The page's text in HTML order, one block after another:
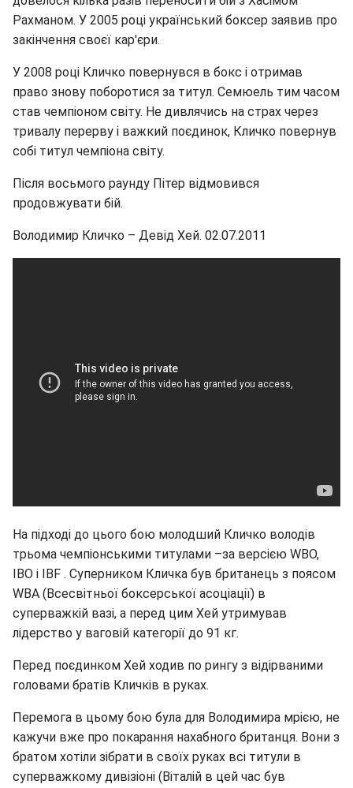
Рахманом. У 2005 році український боксер заявив про
закінчення своєї кар'єри.
У 2008 році Кличко повернувся в бокс і отримав
право знову поборотися за титул. Семюель тим часом
став чемпіоном світу. Не дивлячись на страх через
тривалу перерву і важкий поєдинок, Кличко повернув
собі титул чемпіона світу.
Після восьмого раунду Пітер відмовився
продовжувати бій.
Володимир Кличко – Девід Хей. 02.07.2011
На підході до цього бою молодший Кличко володів
трьома чемпіонськими титулами –за версією WBO,
IBO і IBF . Суперником Кличка був британець з поясом
WBA (Всесвітньої боксерської асоціації) в
суперважкій вазі, а перед цим Хей утримував
лідерство у ваговій категорії до 91 кг.
Перед поєдинком Хей ходив по рингу з відірваними
головами братів Кличків в руках.
Перемога в цьому бою була для Володимира мрією, не
кажучи вже про покарання нахабного британця. Вони з
братом хотіли зібрати в своїх руках всі титули в
суперважкому дивізіоні (Віталій в цей час був